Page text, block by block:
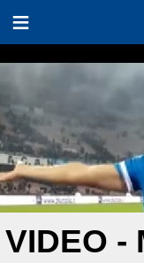
VIDEO -